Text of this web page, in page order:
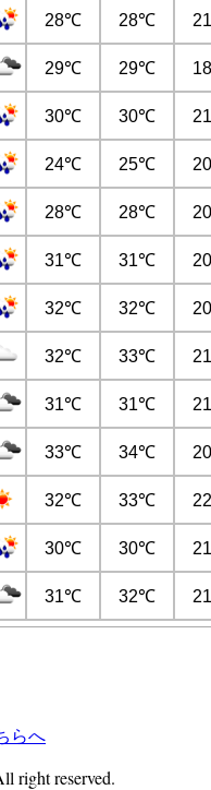
28℃ 28℃
29℃ 29℃
30℃ 30℃
24℃ 25℃
28℃ 28℃
31℃ 31℃
32℃ 32℃
32℃ 33℃
31℃ 31℃
33℃ 34℃
32℃ 33℃
30℃ 30℃
31℃ 32℃
らへ
right reserved.